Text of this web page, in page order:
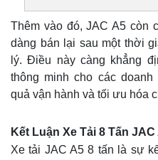
Thêm vào đó, JAC A5 còn
dàng bán lại sau một thời
lý. Điều này càng khẳng
thông minh cho các
quả vận hành và tối ưu hóa
Kết Luận Xe Tải 8 Tấn JAC
Xe tải JAC A5 8 tấn là sự